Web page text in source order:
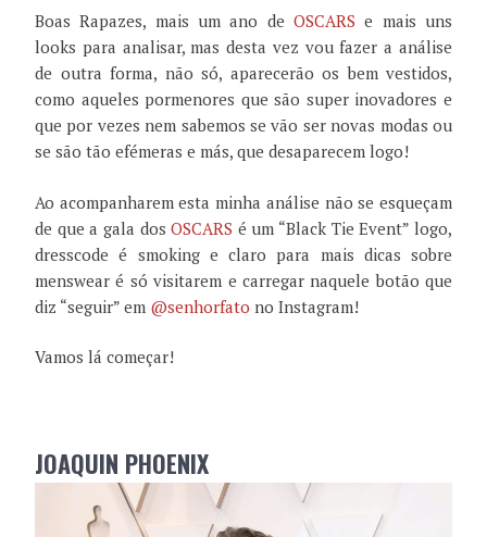
Boas Rapazes, mais um ano de OSCARS e mais uns
looks para analisar, mas desta vez vou fazer a análise
de outra forma, não só, aparecerão os bem vestidos,
como aqueles pormenores que são super inovadores e
que por vezes nem sabemos se vão ser novas modas ou
se são tão efémeras e más, que desaparecem logo!
Ao acompanharem esta minha análise não se esqueçam
de que a gala dosOSCARS é um “Black Tie Event” logo,
dresscode é smoking e claro para mais dicas sobre
menswear é só visitarem e carregar naquele botão que
diz “seguir” em @senhorfato no Instagram!
Vamos lá começar!
JOAQUIN PHOENIX